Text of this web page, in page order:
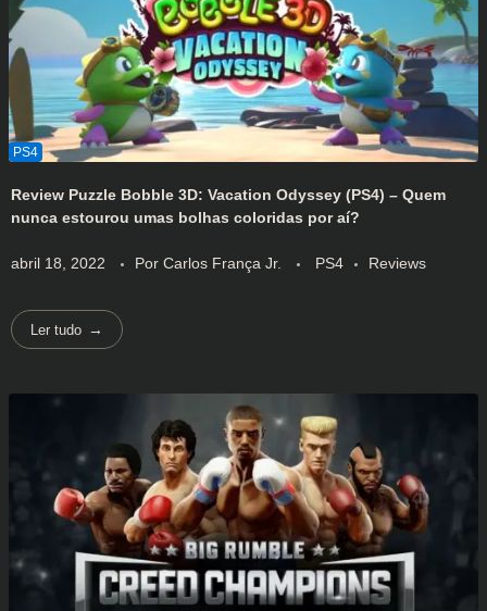
Review Puzzle Bobble 3D: Vacation Odyssey (PS4) – Quem
nunca estourou umas bolhas coloridas por aí?
abril 18, 2022 Por Carlos França Jr. PS4 Reviews
Ler tudo